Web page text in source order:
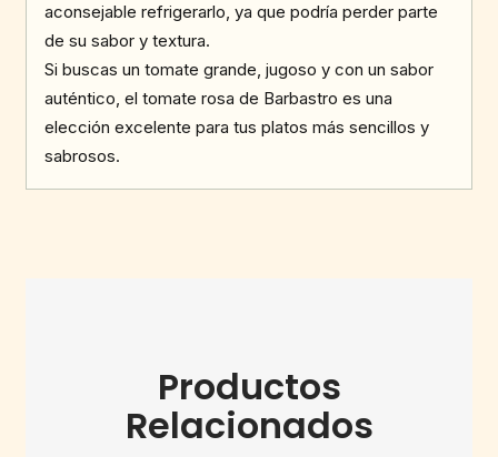
aconsejable refrigerarlo, ya que podría perder parte
de su sabor y textura.
Si buscas un tomate grande, jugoso y con un sabor
auténtico, el tomate rosa de Barbastro es una
elección excelente para tus platos más sencillos y
sabrosos.
Productos
Relacionados